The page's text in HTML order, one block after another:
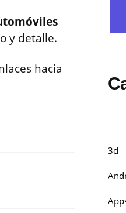
y detalle.
hacia
3d